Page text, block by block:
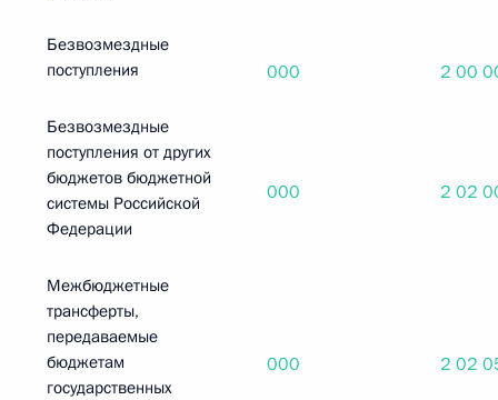
Безвозмездные
поступления
000 2 00
Безвозмездные
поступления от других
бюджетов бюджетной
системы Российской
Федерации
000 2 02
Межбюджетные
трансферты,
передаваемые
бюджетам
государственных
000 2 02